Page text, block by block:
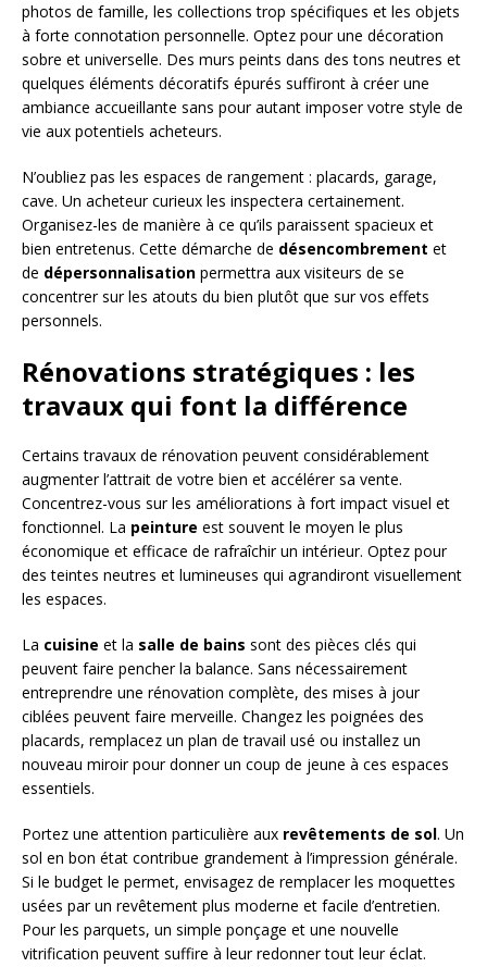
photos de famille, les collections trop spécifiques et les objets
à forte connotation personnelle. Optez pour une décoration
sobre et universelle. Des murs peints dans des tons neutres et
quelques éléments décoratifs épurés suffiront à créer une
ambiance accueillante sans pour autant imposer votre style de
vie aux potentiels acheteurs.
N’oubliez pas les espaces de rangement : placards, garage,
cave. Un acheteur curieux les inspectera certainement.
Organisez-les de manière à ce qu’ils paraissent spacieux et
bien entretenus. Cette démarche de désencombrement et
de dépersonnalisation permettra aux visiteurs de se
concentrer sur les atouts du bien plutôt que sur vos effets
personnels.
Rénovations stratégiques : les
travaux qui font la différence
Certains travaux de rénovation peuvent considérablement
augmenter l’attrait de votre bien et accélérer sa vente.
Concentrez-vous sur les améliorations à fort impact visuel et
fonctionnel. La peinture est souvent le moyen le plus
économique et efficace de rafraîchir un intérieur. Optez pour
des teintes neutres et lumineuses qui agrandiront visuellement
les espaces.
La cuisine et la salle de bains sont des pièces clés qui
peuvent faire pencher la balance. Sans nécessairement
entreprendre une rénovation complète, des mises à jour
ciblées peuvent faire merveille. Changez les poignées des
placards, remplacez un plan de travail usé ou installez un
nouveau miroir pour donner un coup de jeune à ces espaces
essentiels.
Portez une attention particulière aux revêtements de sol. Un
sol en bon état contribue grandement à l’impression générale.
Si le budget le permet, envisagez de remplacer les moquettes
usées par un revêtement plus moderne et facile d’entretien.
Pour les parquets, un simple ponçage et une nouvelle
vitrification peuvent suffire à leur redonner tout leur éclat.